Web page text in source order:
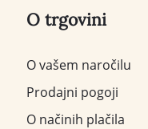
O trgovini
O vašem naročilu
Prodajni pogoji
O načinih plačila